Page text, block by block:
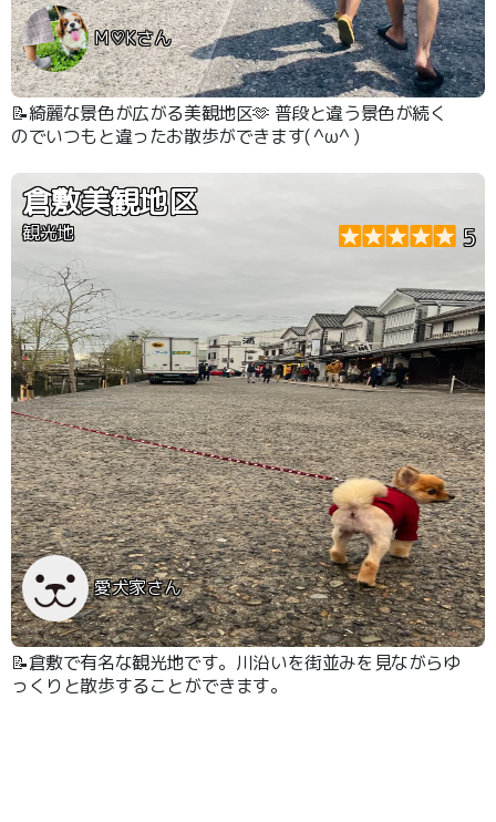
M♡Kさん
📝綺麗な景色が広がる美観地区🫶 普段と違う景色が続く
のでいつもと違ったお散歩ができます( ^ω^ )
倉敷美観地区
観光地 5
愛犬家さん
📝倉敷で有名な観光地です。川沿いを街並みを見ながらゆ
っくりと散歩することができます。